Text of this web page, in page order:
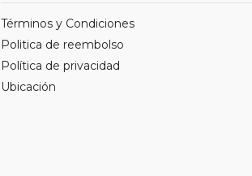
Términos y Condiciones
Politica de reembolso
Política de privacidad
Ubicación